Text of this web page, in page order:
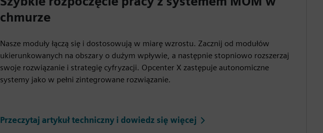
chmurze
Nasze moduły łączą się i dostosowują w miarę wzrostu. Zacznij od modułów
ukierunkowanych na obszary o dużym wpływie, a następnie stopniowo rozszerzaj
swoje rozwiązanie i strategię cyfryzacji. Opcenter X zastępuje autonomiczne
systemy jako w pełni zintegrowane rozwiązanie.
Przeczytaj artykuł techniczny i dowiedz się więcej